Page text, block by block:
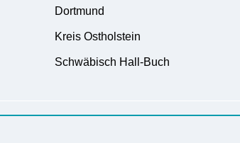
Dortmund
Kreis Ostholstein
Schwäbisch Hall-Buch